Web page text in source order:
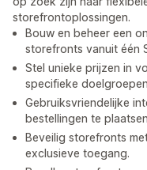
storefrontoplossingen.
Bouw en beheer een
storefronts vanuit één
Stel unieke prijzen in
specifieke
Gebruiksvriendelijke
bestellingen te
Beveilig storefronts
exclusieve toegang.